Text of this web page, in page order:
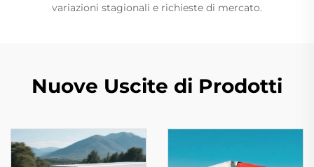
variazioni stagionali e richieste di mercato.
Nuove Uscite di Prodotti